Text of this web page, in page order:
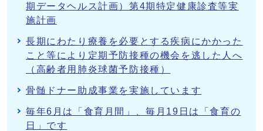
期データヘルス計画）第4期特定健康診査等実
施計画
長期にわたり療養を必要とする疾病にかかった
こと等により定期予防接種の機会を逃した人へ
（高齢者用肺炎球菌予防接種）
骨髄ドナー助成事業を実施しています
毎年6月は「食育月間」、毎月19日は「食育の
日」です